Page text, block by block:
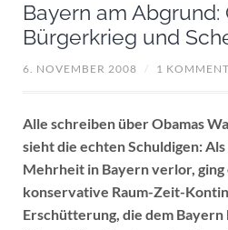
Bayern am Abgrund:
Bürgerkrieg und
6. NOVEMBER 2008 / 1
Alle schreiben über Obamas
sieht die echten Schuldigen:
Mehrheit in Bayern verlor, ging
konservative Raum-Zeit-
Erschütterung, die dem Bayern